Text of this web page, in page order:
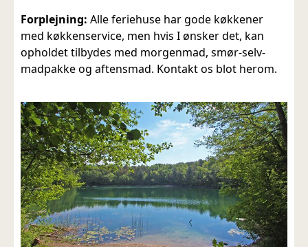
Forplejning: Alle feriehuse har gode køkkener
med køkkenservice, men hvis I ønsker det, kan
opholdet tilbydes med morgenmad, smør-selv-
madpakke og aftensmad. Kontakt os blot herom.